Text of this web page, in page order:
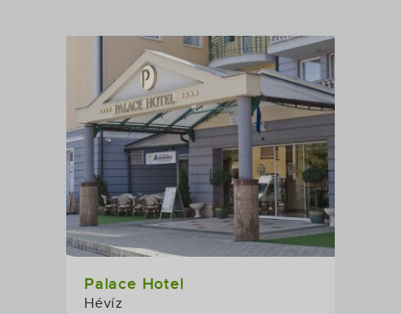
Palace Hotel
Hévíz